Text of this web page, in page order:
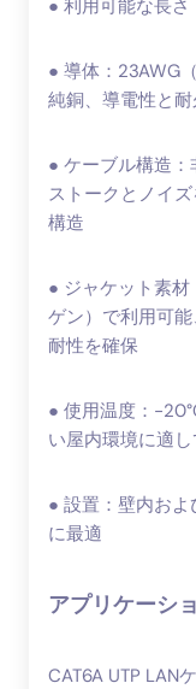
● 利用可能な長さ
● 導体：23AWG
純銅、導電性と
● ケーブル構造
ストークとノイ
構造
● ジャケット素材
ゲン）で利用可
耐性を確保
● 使用温度：-
い屋内環境に適
● 設置：壁内お
に最適
アプリケーシ
CAT6A UTP LAN